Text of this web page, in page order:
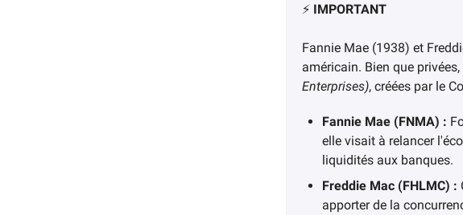
⚡️ IMPORTANT
Fannie Mae (1938) et
américain. Bien que
Enterprises), créées par le
Fannie Mae (FNMA) :
elle visait à relancer
liquidités aux banques.
Freddie Mac (FHLMC) :
apporter de la